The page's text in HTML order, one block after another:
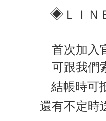
◈ ＬＩＮ
首次加入
可跟我們
結帳時可
還有不定時